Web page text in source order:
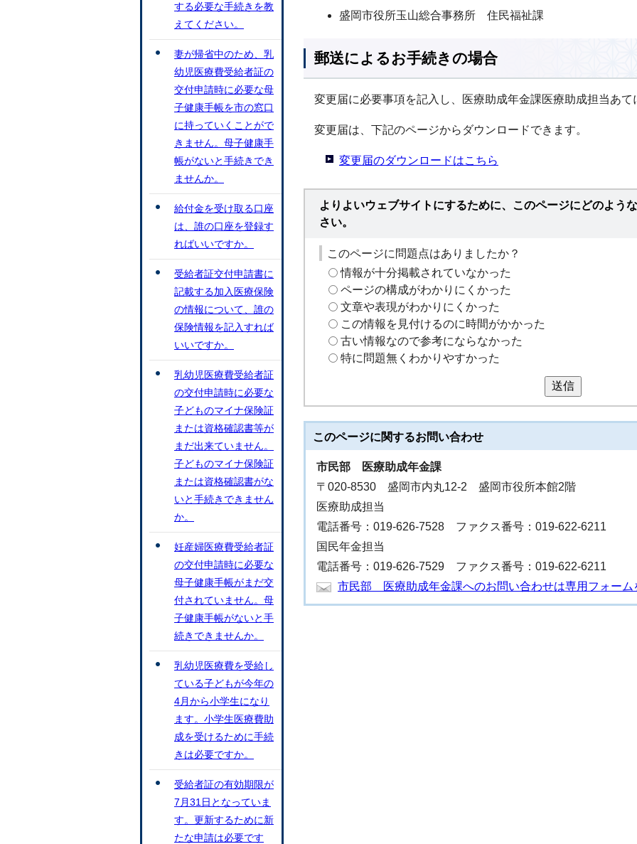
盛岡市役所玉山総合事務所 住民福祉課
郵送によるお手続きの場合
変更届に必要事項を記入し、医療助成年金課医療助成担当あて
変更届は、下記のページからダウンロードできます。
変更届のダウンロードはこちら
よりよいウェブサイトにするために、このページにどのよう
さい。
このページに問題点はありましたか？
情報が十分掲載されていなかった
ページの構成がわかりにくかった
文章や表現がわかりにくかった
この情報を見付けるのに時間がかかった
古い情報なので参考にならなかった
特に問題無くわかりやすかった
送信
このページに関するお問い合わせ
市民部
医療助成年金課
〒020-8530 盛岡市内丸12-2 盛岡市役所本館2階
医療助成担当
電話番号：019-626-7528 ファクス番号：019-622-6211
国民年金担当
電話番号：019-626-7529 ファクス番号：019-622-6211
市民部 医療助成年金課へのお問い合わせは専用フォーム
する必要な手続きを教
えてください。
妻が帰省中のため、乳
幼児医療費受給者証の
交付申請時に必要な母
子健康手帳を市の窓口
に持っていくことがで
きません。母子健康手
帳がないと手続きでき
ませんか。
給付金を受け取る口座
は、誰の口座を登録す
ればいいですか。
受給者証交付申請書に
記載する加入医療保険
の情報について、誰の
保険情報を記入すれば
いいですか。
乳幼児医療費受給者証
の交付申請時に必要な
子どものマイナ保険証
または資格確認書等が
まだ出来ていません。
子どものマイナ保険証
または資格確認書がな
いと手続きできません
か。
妊産婦医療費受給者証
の交付申請時に必要な
母子健康手帳がまだ交
付されていません。母
子健康手帳がないと手
続きできませんか。
乳幼児医療費を受給し
ている子どもが今年の
4月から小学生になり
ます。小学生医療費助
成を受けるために手続
きは必要ですか。
受給者証の有効期限が
7月31日となっていま
す。更新するために新
たな申請は必要です